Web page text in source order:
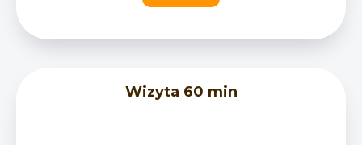
Wizyta 60 min